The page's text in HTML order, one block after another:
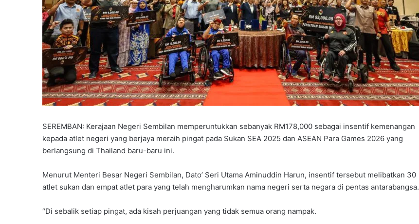
SEREMBAN: Kerajaan Negeri Sembilan memperuntukkan sebanyak RM178,000 sebagai insentif kemenangan
kepada atlet negeri yang berjaya meraih pingat pada Sukan SEA 2025 dan ASEAN Para Games 2026 yang
berlangsung di Thailand baru-baru ini.
Menurut Menteri Besar Negeri Sembilan, Dato’ Seri Utama Aminuddin Harun, insentif tersebut melibatkan 30
atlet sukan dan empat atlet para yang telah mengharumkan nama negeri serta negara di pentas antarabangsa.
“Di sebalik setiap pingat, ada kisah perjuangan yang tidak semua orang nampak.